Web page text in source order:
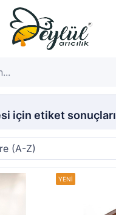
için etiket sonuçları